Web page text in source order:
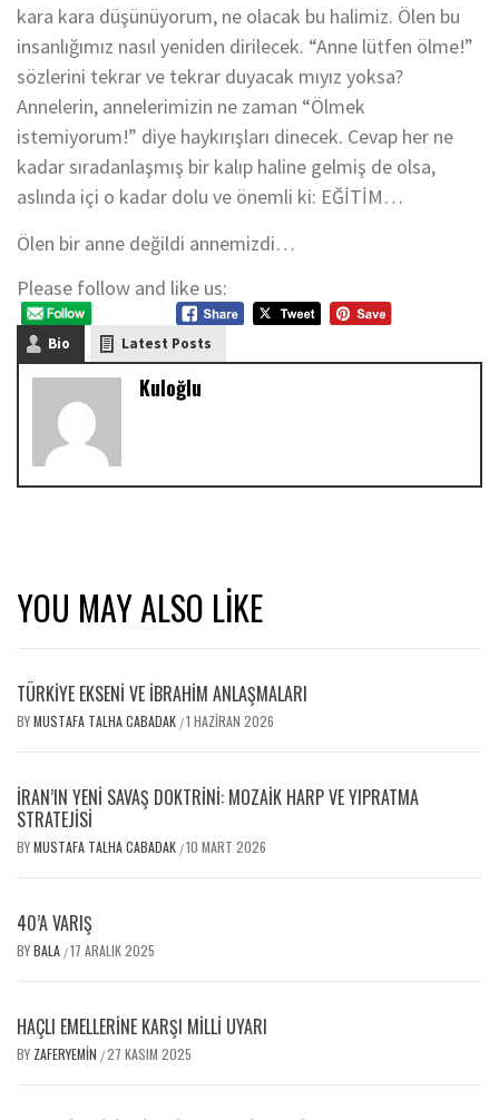
kara kara düşünüyorum, ne olacak bu halimiz. Ölen bu
insanlığımız nasıl yeniden dirilecek. “Anne lütfen ölme!”
sözlerini tekrar ve tekrar duyacak mıyız yoksa?
Annelerin, annelerimizin ne zaman “Ölmek
istemiyorum!” diye haykırışları dinecek. Cevap her ne
kadar sıradanlaşmış bir kalıp haline gelmiş de olsa,
aslında içi o kadar dolu ve önemli ki: EĞİTİM…
Ölen bir anne değildi annemizdi…
Please follow and like us:
Bio Latest Posts
Kuloğlu
YOU MAY ALSO LIKE
TÜRKİYE EKSENİ VE İBRAHİM ANLAŞMALARI
BYMUSTAFA TALHA CABADAK /1 HAZIRAN 2026
İRAN’IN YENI SAVAŞ DOKTRINI: MOZAIK HARP VE YIPRATMA
STRATEJISI
BYMUSTAFA TALHA CABADAK /10 MART 2026
40’A VARIŞ
BYBALA /17 ARALIK 2025
HAÇLI EMELLERİNE KARŞI MİLLİ UYARI
BY ZAFERYEMIN /27 KASIM 2025